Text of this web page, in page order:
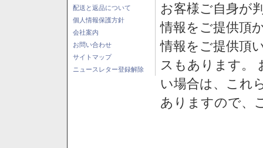
配送と返品について
個人情報保護方針
会社案内
お問い合わせ
サイトマップ
ニュースレター登録解除
お客様ご自身が
情報をご提供頂
情報をご提供頂
スもあります。
い場合は、これ
ありますので、